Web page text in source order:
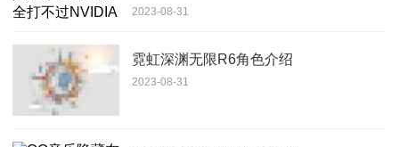
2023-08-31
霓虹深渊无限R6角色介绍
2023-08-31